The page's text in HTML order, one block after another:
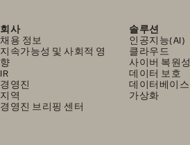
회사
채용 정보
지속가능성 및 사회적 영
향
IR
경영진
지역
경영진 브리핑 센터
솔루션
인공지능(AI)
클라우드
사이버 복원성
데이터 보호
데이터베이스
가상화